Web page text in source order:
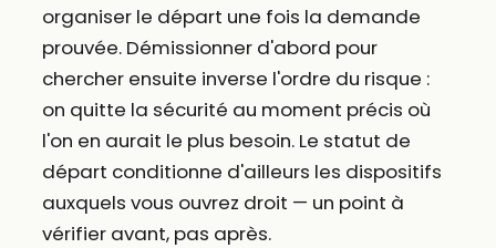
organiser le départ une fois la demande
prouvée. Démissionner d'abord pour
chercher ensuite inverse l'ordre du risque :
on quitte la sécurité au moment précis où
l'on en aurait le plus besoin. Le statut de
départ conditionne d'ailleurs les dispositifs
auxquels vous ouvrez droit — un point à
vérifier avant, pas après.